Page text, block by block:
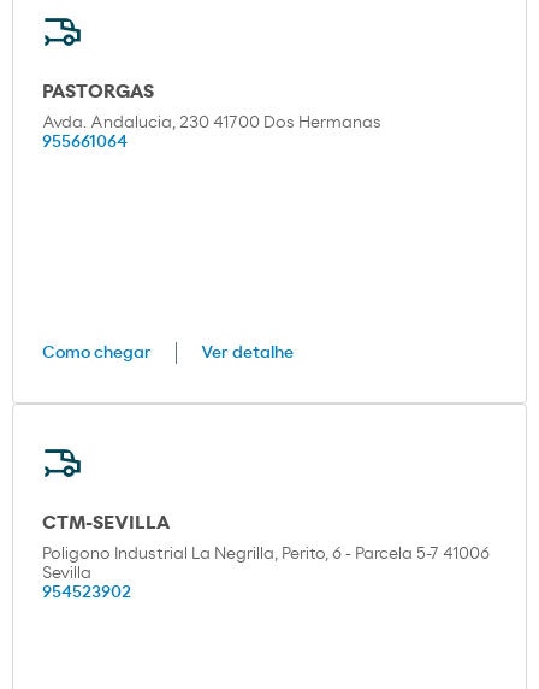
PASTORGAS
Avda. Andalucia, 230 41700 Dos Hermanas
955661064
Como chegar Ver detalhe
CTM-SEVILLA
Poligono Industrial La Negrilla, Perito, 6 - Parcela 5-7 41006
Sevilla
954523902